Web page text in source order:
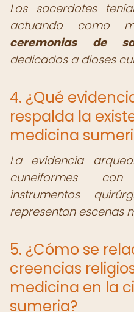
Los sacerdotes
actuando como
ceremonias de
dedicados a dioses
4. ¿Qué
respalda la
medicina
La evidencia
cuneiformes
instrumentos
representan escenas
5. ¿Cómo se
creencias
medicina en la
sumeria?